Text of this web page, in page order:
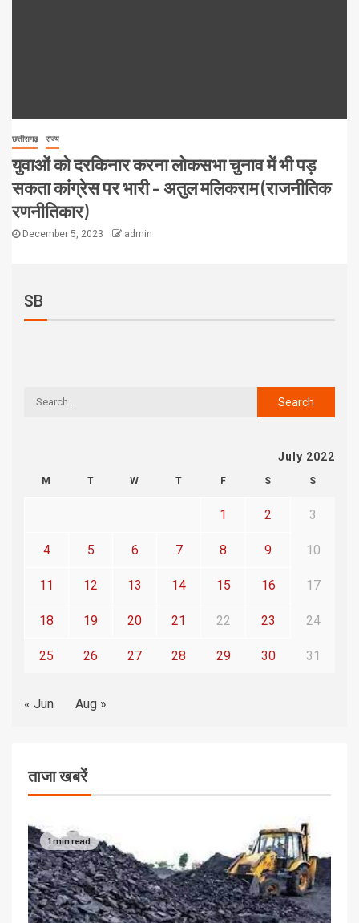
छत्तीसगढ़ राज्य
युवाओं को दरकिनार करना लोकसभा चुनाव में भी पड़
सकता कांग्रेस पर भारी – अतुल मलिकराम (राजनीतिक
रणनीतिकार)
December 5, 2023 admin
SB
July 2022
M T W T F S S
1 2 3
4 5 6 7 8 9 10
11 12 13 14 15 16 17
18 19 20 21 22 23 24
25 26 27 28 29 30 31
« Jun Aug »
ताजा खबरें
1 min read